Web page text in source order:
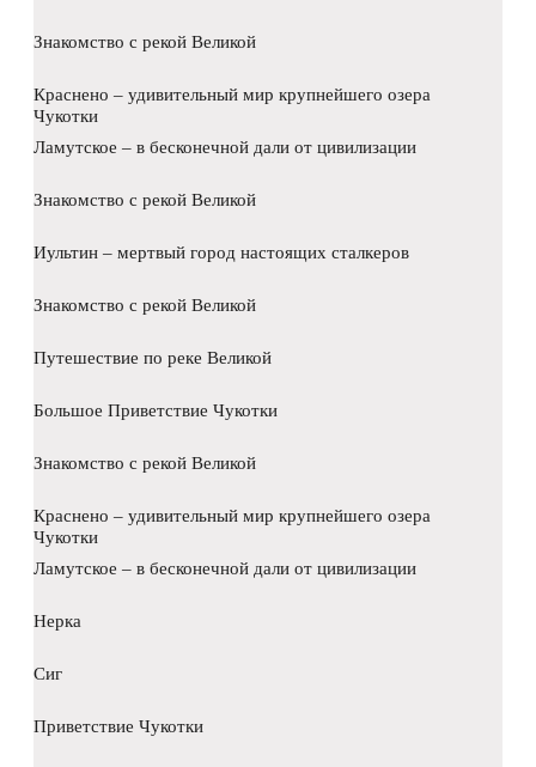
Знакомство с рекой Великой
Краснено – удивительный мир крупнейшего озера
Чукотки
Ламутское – в бесконечной дали от цивилизации
Знакомство с рекой Великой
Иультин – мертвый город настоящих сталкеров
Знакомство с рекой Великой
Путешествие по реке Великой
Большое Приветствие Чукотки
Знакомство с рекой Великой
Краснено – удивительный мир крупнейшего озера
Чукотки
Ламутское – в бесконечной дали от цивилизации
Нерка
Сиг
Приветствие Чукотки